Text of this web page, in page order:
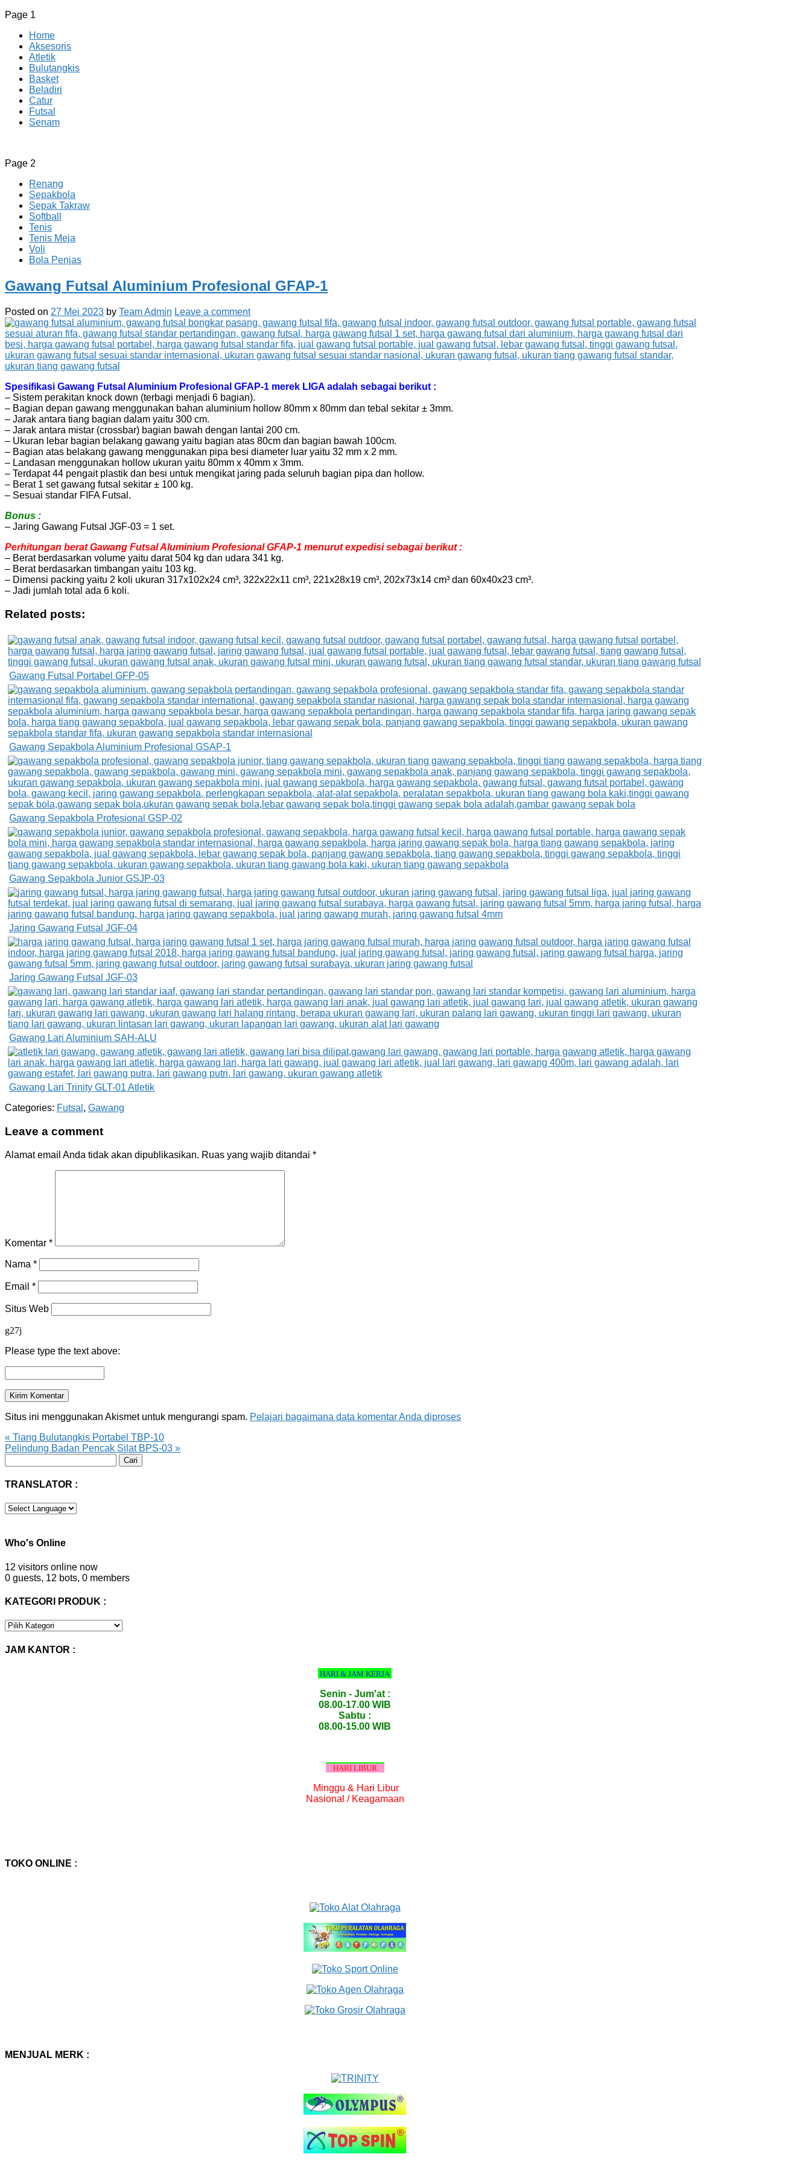
Page 1
Home
Aksesoris
Atletik
Bulutangkis
Basket
Beladiri
Catur
Futsal
Senam
CV JAYA BERSAMA Co Id
Menyediakan Semua Perlengkapan Olahraga Yang Lengkap, Berkualitas Dengan Harga Yang Murah
Page 2
Renang
Sepakbola
Sepak Takraw
Softball
Tenis
Tenis Meja
Voli
Bola Penjas
Gawang Futsal Aluminium Profesional GFAP-1
Posted on 27 Mei 2023 by Team Admin Leave a comment
Spesifikasi Gawang Futsal Aluminium Profesional GFAP-1 merek LIGA adalah sebagai berikut :
– Sistem perakitan knock down (terbagi menjadi 6 bagian).
– Bagian depan gawang menggunakan bahan aluminium hollow 80mm x 80mm dan tebal sekitar ± 3mm.
– Jarak antara tiang bagian dalam yaitu 300 cm.
– Jarak antara mistar (crossbar) bagian bawah dengan lantai 200 cm.
– Ukuran lebar bagian belakang gawang yaitu bagian atas 80cm dan bagian bawah 100cm.
– Bagian atas belakang gawang menggunakan pipa besi diameter luar yaitu 32 mm x 2 mm.
– Landasan menggunakan hollow ukuran yaitu 80mm x 40mm x 3mm.
– Terdapat 44 pengait plastik dan besi untuk mengikat jaring pada seluruh bagian pipa dan hollow.
– Berat 1 set gawang futsal sekitar ± 100 kg.
– Sesuai standar FIFA Futsal.
Bonus :
– Jaring Gawang Futsal JGF-03 = 1 set.
Perhitungan berat Gawang Futsal Aluminium Profesional GFAP-1 menurut expedisi sebagai berikut :
– Berat berdasarkan volume yaitu darat 504 kg dan udara 341 kg.
– Berat berdasarkan timbangan yaitu 103 kg.
– Dimensi packing yaitu 2 koli ukuran 317x102x24 cm³, 322x22x11 cm³, 221x28x19 cm³, 202x73x14 cm³ dan 60x40x23 cm³.
– Jadi jumlah total ada 6 koli.
Related posts:
Gawang Futsal Portabel GFP-05
Gawang Sepakbola Aluminium Profesional GSAP-1
Gawang Sepakbola Profesional GSP-02
Gawang Sepakbola Junior GSJP-03
Jaring Gawang Futsal JGF-04
Jaring Gawang Futsal JGF-03
Gawang Lari Aluminium SAH-ALU
Gawang Lari Trinity GLT-01 Atletik
Categories: Futsal , Gawang
Leave a comment
Alamat email Anda tidak akan dipublikasikan. Ruas yang wajib ditandai *
Komentar *
Nama *
Email *
Situs Web
g27j
Please type the text above:
Situs ini menggunakan Akismet untuk mengurangi spam. Pelajari bagaimana data komentar Anda diproses
« Tiang Bulutangkis Portabel TBP-10
Pelindung Badan Pencak Silat BPS-03 »
untuk:
TRANSLATOR :
Who's Online
12 visitors online now
0 guests, 12 bots, 0 members
KATEGORI PRODUK :
KATEGORI
JAM KANTOR :
HARI & JAM KERJA
Senin - Jum'at :
08.00-17.00 WIB
Sabtu :
08.00-15.00 WIB
HARI LIBUR
Minggu & Hari Libur
Nasional / Keagamaan
TOKO ONLINE :
MENJUAL MERK :